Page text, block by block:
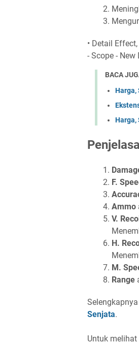
• Detail
- Scope -
BACA
Harga,
Harga,
F.
Ammo
V.
H.
M.
Range
Senjata.
Untuk melihat